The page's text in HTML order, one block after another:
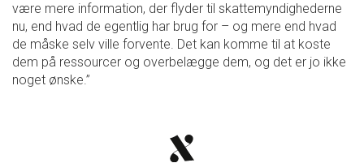
være mere information, der flyder til skattemyndighederne
nu, end hvad de egentlig har brug for – og mere end hvad
de måske selv ville forvente. Det kan komme til at koste
dem på ressourcer og overbelægge dem, og det er jo ikke
noget ønske.”